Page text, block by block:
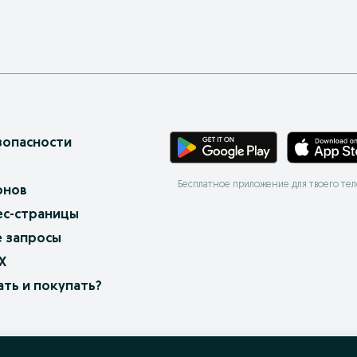
страницы
запросы
и покупать?
Бесплатное приложение для твоего